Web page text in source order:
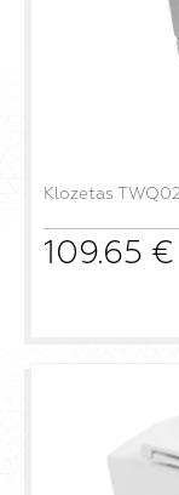
Klozetas TWQ02
109.65 €